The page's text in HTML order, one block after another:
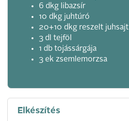
6 dkg libazsír
10 dkg juhtúró
20+10 dkg reszelt juhsajt
3 dl tejföl
1 db tojássárgája
3 ek zsemlemorzsa
Elkészítés